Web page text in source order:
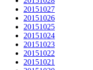
20151027
20151026
20151025
20151024
20151023
20151022
20151021